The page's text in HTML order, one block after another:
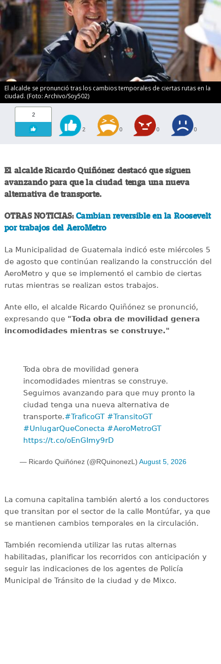
El alcalde se pronunció tras los cambios temporales de ciertas rutas en la
ciudad. (Foto: Archivo/Soy502)
2
2 0 0 0
El alcalde Ricardo Quiñónez destacó que siguen
avanzando para que la ciudad tenga una nueva
alternativa de transporte.
OTRAS NOTICIAS: Cambian reversible en la Roosevelt
por trabajos del AeroMetro
La Municipalidad de Guatemala indicó este miércoles 5
de agosto que continúan realizando la construcción del
AeroMetro y que se implementó el cambio de ciertas
rutas mientras se realizan estos trabajos.
Ante ello, el alcalde Ricardo Quiñónez se pronunció,
expresando que"Toda obra de movilidad genera
incomodidades mientras se construye."
Toda obra de movilidad genera
incomodidades mientras se construye.
Seguimos avanzando para que muy pronto la
ciudad tenga una nueva alternativa de
transporte.#TraficoGT #TransitoGT
#UnlugarQueConecta #AeroMetroGT
https://t.co/oEnGImy9rD
— Ricardo Quiñónez (@RQuinonezL) August 5, 2026
La comuna capitalina también alertó a los conductores
que transitan por el sector de la calle Montúfar, ya que
se mantienen cambios temporales en la circulación.
También recomienda utilizar las rutas alternas
habilitadas, planificar los recorridos con anticipación y
seguir las indicaciones de los agentes de Policía
Municipal de Tránsito de la ciudad y de Mixco.